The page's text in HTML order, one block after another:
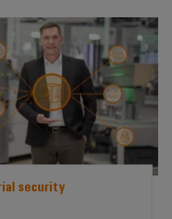
Weidmüller *industrial security*
security